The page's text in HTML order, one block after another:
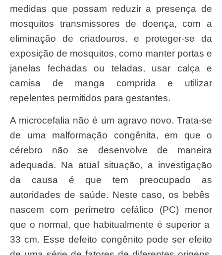
medidas que possam reduzir a presença de
mosquitos transmissores de doença, com a
eliminação de criadouros, e proteger-se da
exposição de mosquitos, como manter portas e
janelas fechadas ou teladas, usar calça e
camisa de manga comprida e utilizar
repelentes permitidos para gestantes.
A microcefalia não é um agravo novo. Trata-se
de uma malformação congênita, em que o
cérebro não se desenvolve de maneira
adequada. Na atual situação, a investigação
da causa é que tem preocupado as
autoridades de saúde. Neste caso, os bebês
nascem com perímetro cefálico (PC) menor
que o normal, que habitualmente é superior a
33 cm. Esse defeito congênito pode ser efeito